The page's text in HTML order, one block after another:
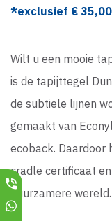
*exclusief € 35,00
Wilt u een mooie
is de tapijttegel
de subtiele lijnen
gemaakt van
ecoback.
cradle certificaat
duurzamere wereld.